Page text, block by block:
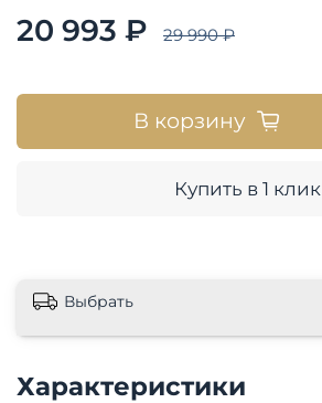
20 993 ₽ 29 990 ₽
В корзину
Купить в 1 клик
Выбрать
Характеристики